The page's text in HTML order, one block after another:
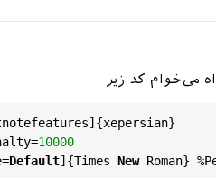
می‌خوام کد زیر
10000
Default]{Times New Roman}